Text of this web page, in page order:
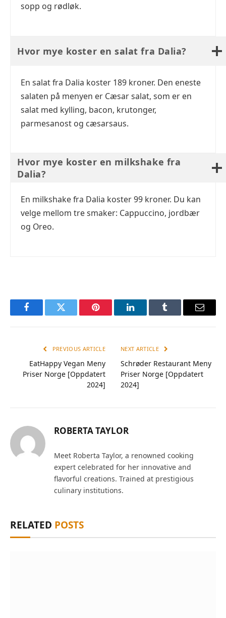
sopp og rødløk.
Hvor mye koster en salat fra Dalia?
En salat fra Dalia koster 189 kroner. Den eneste
salaten på menyen er Cæsar salat, som er en
salat med kylling, bacon, krutonger,
parmesanost og cæsarsaus.
Hvor mye koster en milkshake fra
Dalia?
En milkshake fra Dalia koster 99 kroner. Du kan
velge mellom tre smaker: Cappuccino, jordbær
og Oreo.
FacebookTwitter Pinterest LinkedInTumblr Email
PREVIOUS ARTICLE
EatHappy Vegan Meny
Priser Norge [Oppdatert
2024]
NEXT ARTICLE
Schrøder Restaurant Meny
Priser Norge [Oppdatert
2024]
ROBERTA TAYLOR
Meet Roberta Taylor, a renowned cooking
expert celebrated for her innovative and
flavorful creations. Trained at prestigious
culinary institutions.
RELATED POSTS